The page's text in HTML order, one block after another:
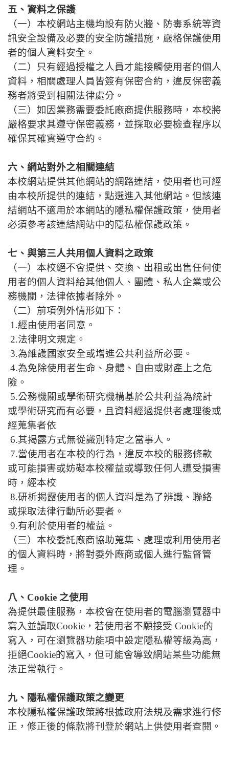
五、資料之保護
（一）本校網站主機均設有防火牆、防毒系統等資
訊安全設備及必要的安全防護措施，嚴格保護使用
者的個人資料安全。
（二）只有經過授權之人員才能接觸使用者的個人
資料，相關處理人員皆簽有保密合約，違反保密義
務者將受到相關法律處分。
（三）如因業務需要委託廠商提供服務時，本校將
嚴格要求其遵守保密義務，並採取必要檢查程序以
確保其確實遵守合約。
六、網站對外之相關連結
本校網站提供其他網站的網路連結，使用者也可經
由本校所提供的連結，點選進入其他網站。但該連
結網站不適用於本網站的隱私權保護政策，使用者
必須參考該連結網站中的隱私權保護政策。
七、與第三人共用個人資料之政策
（一）本校絕不會提供、交換、出租或出售任何使
用者的個人資料給其他個人、團體、私人企業或公
務機關，法律依據者除外。
（二）前項例外情形如下：
1.經由使用者同意。
2.法律明文規定。
3.為維護國家安全或增進公共利益所必要。
4.為免除使用者生命、身體、自由或財產上之危
險。
5.公務機關或學術研究機構基於公共利益為統計
或學術研究而有必要，且資料經過提供者處理後或
經蒐集者依
6.其揭露方式無從識別特定之當事人。
7.當使用者在本校的行為，違反本校的服務條款
或可能損害或妨礙本校權益或導致任何人遭受損害
時，經本校
8.研析揭露使用者的個人資料是為了辨識、聯絡
或採取法律行動所必要者。
9.有利於使用者的權益。
（三）本校委託廠商協助蒐集、處理或利用使用者
的個人資料時，將對委外廠商或個人進行監督管
理。
八、Cookie 之使用
為提供最佳服務，本校會在使用者的電腦瀏覽器中
寫入並讀取Cookie，若使用者不願接受 Cookie的
寫入，可在瀏覽器功能項中設定隱私權等級為高，
拒絕Cookie的寫入，但可能會導致網站某些功能無
法正常執行。
九、隱私權保護政策之變更
本校隱私權保護政策將根據政府法規及需求進行修
正，修正後的條款將刊登於網站上供使用者查閱。